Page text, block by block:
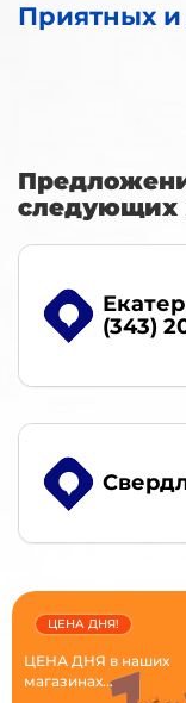
Приятных и
следующих
(343)
ЦЕНА ДНЯ в наших
магазинах...
ЦЕНА ДНЯ!